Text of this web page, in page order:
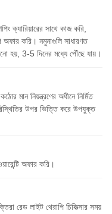
ক্যারিয়ারের সাথে কাজ করি,
করি। নমুনাগুলি সাধারণত
হয়, 3-5 দিনের মধ্যে পৌঁছে যায়।
মান নিয়ন্ত্রণের অধীনে নির্মিত
উপর ভিত্তি করে উপযুক্ত
অফার করি।
রেড লাইট থেরাপি চিকিত্সার সময়